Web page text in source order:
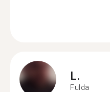
L.
Fulda